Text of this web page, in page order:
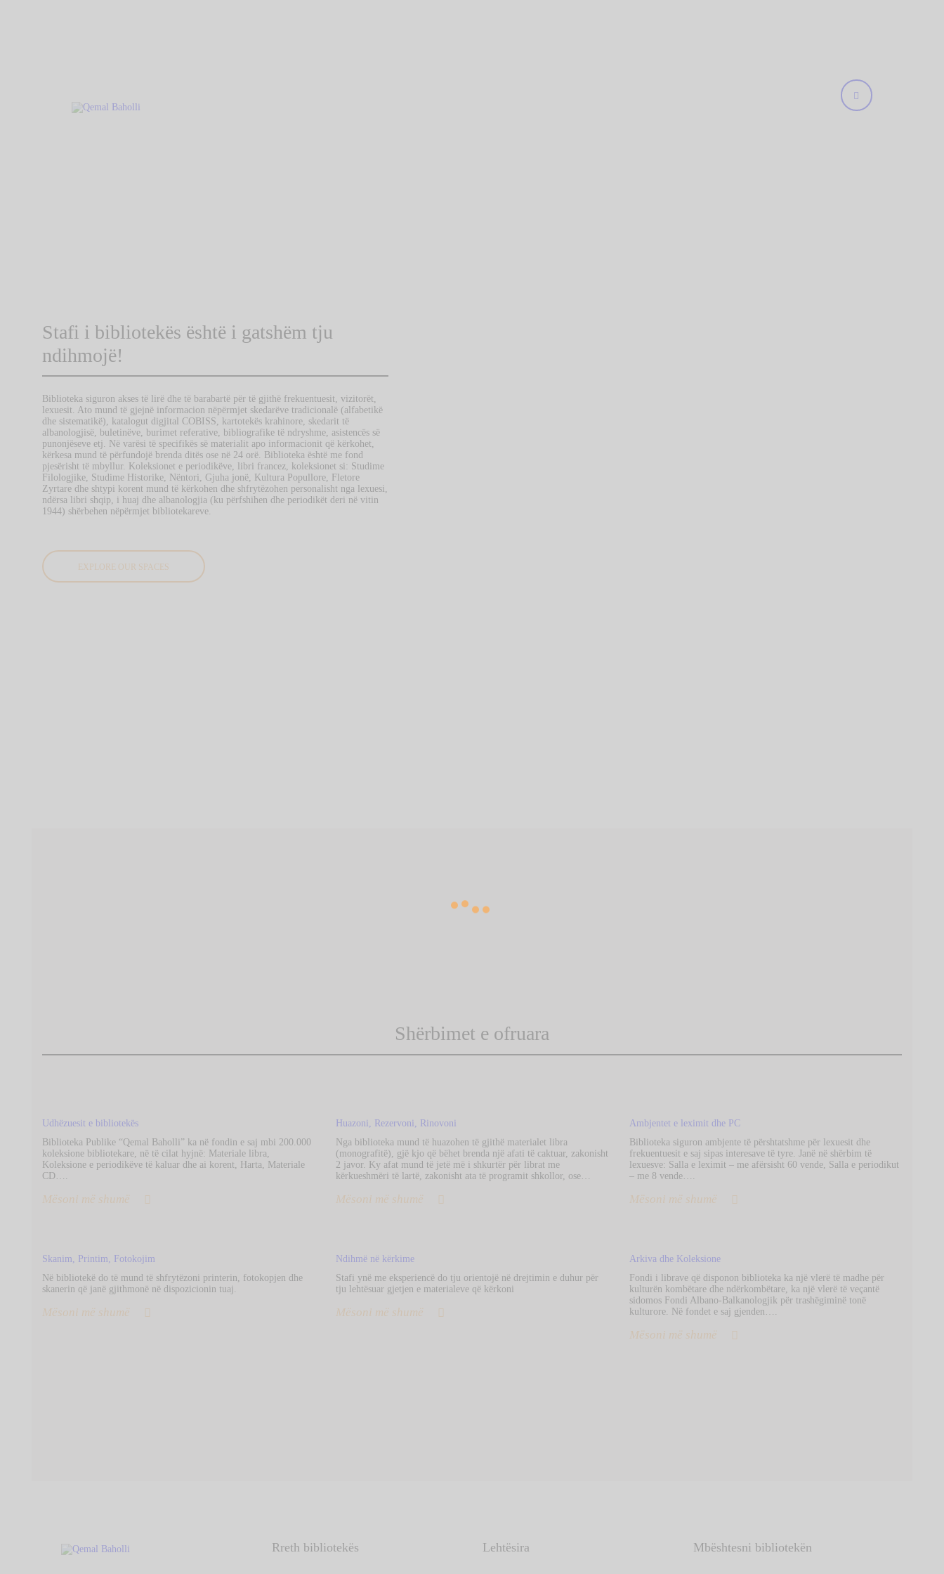
Stafi i bibliotekës është i gatshëm tju
ndihmojë!
Biblioteka siguron akses të lirë dhe të barabartë për të gjithë frekuentuesit, vizitorët,
lexuesit. Ato mund të gjejnë informacion nëpërmjet skedarëve tradicionalë (alfabetikë
dhe sistematikë), katalogut digjital COBISS, kartotekës krahinore, skedarit të
albanologjisë, buletinëve, burimet referative, bibliografike të ndryshme, asistencës së
punonjëseve etj. Në varësi të specifikës së materialit apo informacionit që kërkohet,
kërkesa mund të përfundojë brenda ditës ose në 24 orë. Biblioteka është me fond
pjesërisht të mbyllur. Koleksionet e periodikëve, libri francez, koleksionet si: Studime
Filologjike, Studime Historike, Nëntori, Gjuha jonë, Kultura Popullore, Fletore
Zyrtare dhe shtypi korent mund të kërkohen dhe shfrytëzohen personalisht nga lexuesi,
ndërsa libri shqip, i huaj dhe albanologjia (ku përfshihen dhe periodikët deri në vitin
1944) shërbehen nëpërmjet bibliotekareve.
EXPLORE OUR SPACES
Shërbimet e ofruara
Udhëzuesit e bibliotekës
Biblioteka Publike “Qemal Baholli” ka në fondin e saj mbi 200.000
koleksione bibliotekare, në të cilat hyjnë: Materiale libra,
Koleksione e periodikëve të kaluar dhe ai korent, Harta, Materiale
CD….
Mësoni më shumë
Huazoni, Rezervoni, Rinovoni
Nga biblioteka mund të huazohen të gjithë materialet libra
(monografitë), gjë kjo që bëhet brenda një afati të caktuar, zakonisht
2 javor. Ky afat mund të jetë më i shkurtër për librat me
kërkueshmëri të lartë, zakonisht ata të programit shkollor, ose…
Mësoni më shumë
Ambjentet e leximit dhe PC
Biblioteka siguron ambjente të përshtatshme për lexuesit dhe
frekuentuesit e saj sipas interesave të tyre. Janë në shërbim të
lexuesve: Salla e leximit – me afërsisht 60 vende, Salla e periodikut
– me 8 vende….
Mësoni më shumë
Skanim, Printim, Fotokojim
Në bibliotekë do të mund të shfrytëzoni printerin, fotokopjen dhe
skanerin që janë gjithmonë në dispozicionin tuaj.
Mësoni më shumë
Ndihmë në kërkime
Stafi ynë me eksperiencë do tju orientojë në drejtimin e duhur për
tju lehtësuar gjetjen e materialeve që kërkoni
Mësoni më shumë
Arkiva dhe Koleksione
Fondi i librave që disponon biblioteka ka një vlerë të madhe për
kulturën kombëtare dhe ndërkombëtare, ka një vlerë të veçantë
sidomos Fondi Albano-Balkanologjik për trashëgiminë tonë
kulturore. Në fondet e saj gjenden….
Mësoni më shumë
Rreth bibliotekës Lehtësira Mbështesni bibliotekën